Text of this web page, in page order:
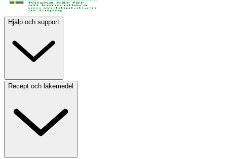
Hjälp och support
Recept och läkemedel